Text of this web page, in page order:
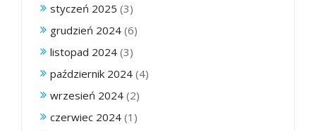
styczeń 2025 (3)
grudzień 2024 (6)
listopad 2024 (3)
październik 2024 (4)
wrzesień 2024 (2)
czerwiec 2024 (1)